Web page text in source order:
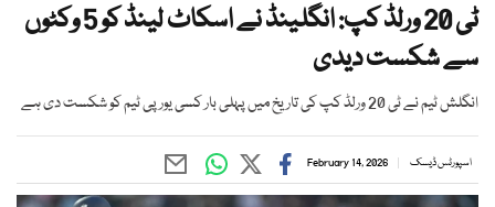
ٹی 20 ورلڈ کپ: انگلینڈ نے اسکاٹ لینڈ کو 5 وکٹوں
سے شکست دیدی
انگلش ٹیم نے ٹی 20 ورلڈ کپ کی تاریخ میں پہلی بار کسی یورپی ٹیم کو شکست دی ہے
اسپورٹس ڈیسک February 14, 2026